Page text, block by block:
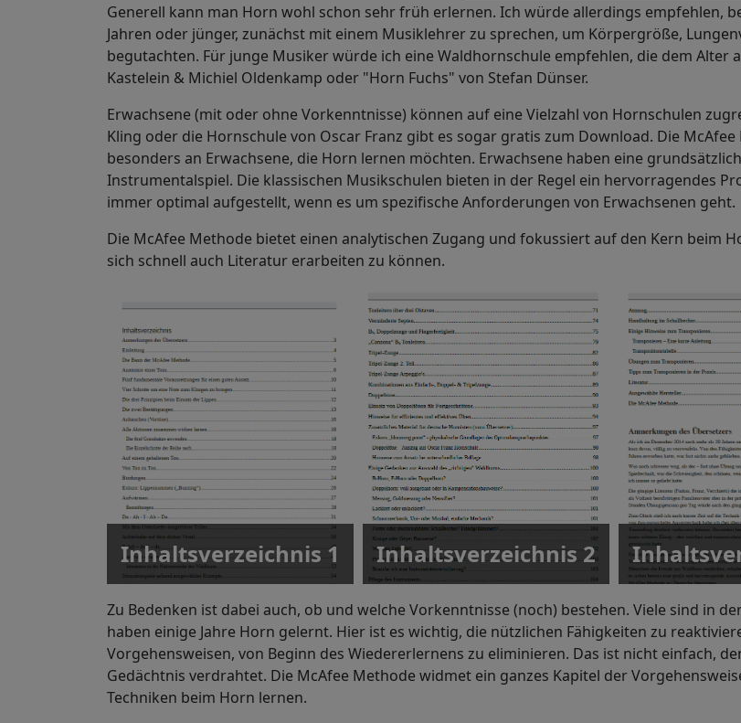
Generell kann man Horn wohl schon sehr früh erlernen. Ich würde allerdings empfehlen,
Jahren oder jünger, zunächst mit einem Musiklehrer zu sprechen, um Körpergröße,
begutachten. Für junge Musiker würde ich eine Waldhornschule empfehlen, die dem Alter
Kastelein & Michiel Oldenkamp oder "Horn Fuchs" von Stefan Dünser.
Erwachsene (mit oder ohne Vorkenntnisse) können auf eine Vielzahl von Hornschulen
Kling oder die Hornschule von Oscar Franz gibt es sogar gratis zum Download. Die
besonders an Erwachsene, die Horn lernen möchten. Erwachsene haben eine
Instrumentalspiel. Die klassischen Musikschulen bieten in der Regel ein hervorragendes
immer optimal aufgestellt, wenn es um spezifische Anforderungen von Erwachsenen geht.
Die McAfee Methode bietet einen analytischen Zugang und fokussiert auf den Kern beim
sich schnell auch Literatur erarbeiten zu können.
Inhaltsverzeichnis 1 Inhaltsverzeichnis 2
Zu Bedenken ist dabei auch, ob und welche Vorkenntnisse (noch) bestehen. Viele sind in
haben einige Jahre Horn gelernt. Hier ist es wichtig, die nützlichen Fähigkeiten zu
Vorgehensweisen, von Beginn des Wiedererlernens zu eliminieren. Das ist nicht einfach,
Gedächtnis verdrahtet. Die McAfee Methode widmet ein ganzes Kapitel der
Techniken beim Horn lernen.